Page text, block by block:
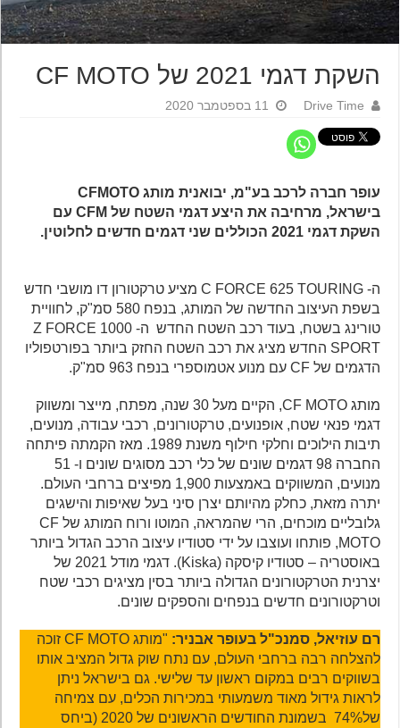
השקת דגמי 2021 של CF MOTO
Drive Time 11 בספטמבר 2020
עופר חברה לרכב בע"מ, יבואנית מותג CFMOTO
בישראל, מרחיבה את היצע דגמי השטח של CFM עם
השקת דגמי 2021 הכוללים שני דגמים חדשים לחלוטין.
ה- C FORCE 625 TOURING מציע טרקטורון דו מושבי חדש
בשפת העיצוב החדשה של המותג, בנפח 580 סמ"ק, לחוויית
טורינג בשטח, בעוד רכב השטח החדש ה- Z FORCE 1000
SPORT החדש מציג את רכב השטח החזק ביותר בפורטפוליו
הדגמים של CF עם מנוע אטמוספרי בנפח 963 סמ"ק.
מותג CF MOTO, הקיים מעל 30 שנה, מפתח, מייצר ומשווק
דגמי פנאי שטח, אופנועים, טרקטורונים, רכבי עבודה, מנועים,
תיבות הילוכים וחלקי חילוף משנת 1989. מאז הקמתה פיתחה
החברה 98 דגמים שונים של כלי רכב מסוגים שונים ו- 51
מנועים, המשווקים באמצעות 1,900 מפיצים ברחבי העולם.
יתרה מזאת, כחלק מהיותם יצרן סיני בעל שאיפות והישגים
גלובליים מוכחים, הרי שהמראה, המוטו ורוח המותג של CF
MOTO, פותחו ועוצבו על ידי סטודיו עיצוב הרכב הגדול ביותר
באוסטריה – סטודיו קיסקה (Kiska). דגמי מודל 2021 של
יצרנית הטרקטורונים הגדולה ביותר בסין מציגים רכבי שטח
וטרקטורונים חדשים בנפחים והספקים שונים.
רם עוזיאל, סמנכ"ל בעופר אבניר:
"מותג CF MOTO זוכה
להצלחה רבה ברחבי העולם, עם נתח שוק גדול המציב אותו
בשווקים רבים במקום ראשון עד שלישי. גם בישראל ניתן
לראות גידול מאוד משמעותי במכירות הכלים, עם צמיחה
של74% בשמונת החודשים הראשונים של 2020 (ביחס